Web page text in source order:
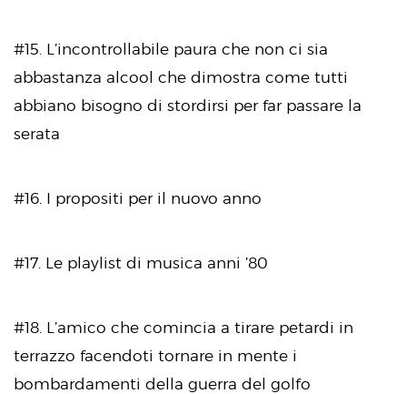
#15. L’incontrollabile paura che non ci sia
abbastanza alcool che dimostra come tutti
abbiano bisogno di stordirsi per far passare la
serata
#16. I propositi per il nuovo anno
#17. Le playlist di musica anni ’80
#18. L’amico che comincia a tirare petardi in
terrazzo facendoti tornare in mente i
bombardamenti della guerra del golfo